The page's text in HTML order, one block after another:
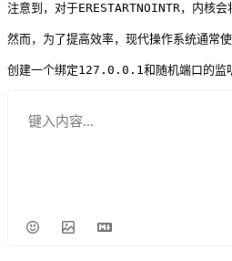
注意到，对于ERESTARTNOINTR，内
然而，为了提高效率，现代操作系统通